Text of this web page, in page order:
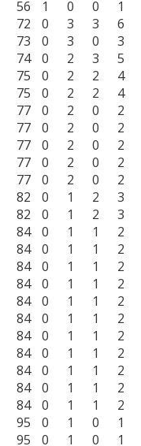
56	1	0	0	1	YSY
72	0	3	3	6	yagutyou
73	0	3	0	3	hieubeng
74	0	2	3	5	TODOMECAPS
75	0	2	2	4	Alberte🏳️‍⚧️
75	0	2	2	4	DamnedLight
77	0	2	0	2	abcdf
77	0	2	0	2	bebebebebe
77	0	2	0	2	Minecommander
77	0	2	0	2	neko111
77	0	2	0	2	zhu4ara
82	0	1	2	3	moonsolo
82	0	1	2	3	Yoshi Pro Gamer
84	0	1	1	2	名無し10459469
84	0	1	1	2	amano_hina
84	0	1	1	2	greg
84	0	1	1	2	kach
84	0	1	1	2	lieta
84	0	1	1	2	Seabushy
84	0	1	1	2	SilentSlendy
84	0	1	1	2	Strostren
84	0	1	1	2	therealgoose
84	0	1	1	2	TN7
84	0	1	1	2	wbh
95	0	1	0	1	Bief
95	0	1	0	1	dango